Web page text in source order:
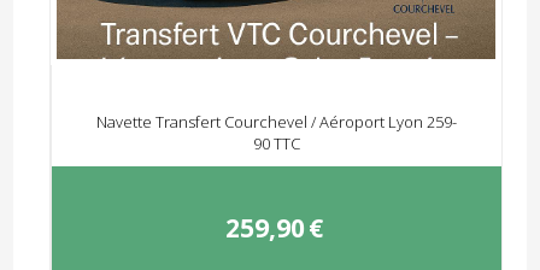
Navette Transfert Courchevel / Aéroport Lyon 259-
90 TTC
259,90€